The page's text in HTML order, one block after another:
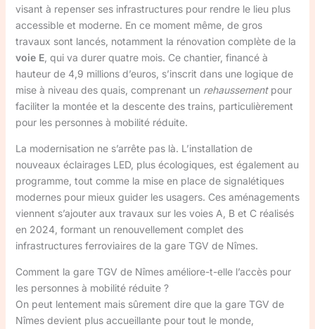
visant à repenser ses infrastructures pour rendre le lieu plus
accessible et moderne. En ce moment même, de gros
travaux sont lancés, notamment la rénovation complète de la
voie E, qui va durer quatre mois. Ce chantier, financé à
hauteur de 4,9 millions d’euros, s’inscrit dans une logique de
mise à niveau des quais, comprenant un rehaussementpour
faciliter la montée et la descente des trains, particulièrement
pour les personnes à mobilité réduite.
La modernisation ne s’arrête pas là. L’installation de
nouveaux éclairages LED, plus écologiques, est également au
programme, tout comme la mise en place de signalétiques
modernes pour mieux guider les usagers. Ces aménagements
viennent s’ajouter aux travaux sur les voies A, B et C réalisés
en 2024, formant un renouvellement complet des
infrastructures ferroviaires de la gare TGV de Nîmes.
Comment la gare TGV de Nîmes améliore-t-elle l’accès pour
les personnes à mobilité réduite ?
On peut lentement mais sûrement dire que la gare TGV de
Nîmes devient plus accueillante pour tout le monde,